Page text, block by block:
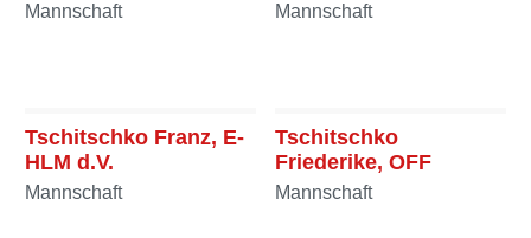
Mannschaft Mannschaft
Tschitschko Franz, E-
HLM d.V.
Mannschaft
Tschitschko
Friederike, OFF
Mannschaft